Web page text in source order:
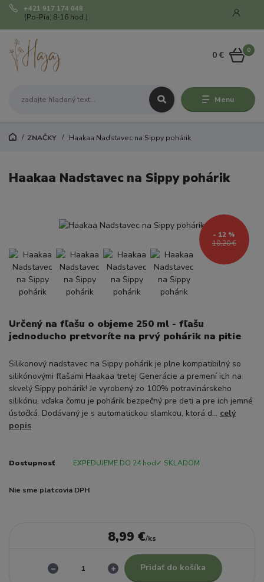
Menu
+421 917 174 048
(Po-Pia, 8-16 hod.)
0
0 €
ZNAČKY Haakaa Nadstavec na Sippy pohárik
Haakaa Nadstavec na Sippy pohárik
10,20 €
- 12 %
Určený na fľašu o objeme 250 ml - fľašu
jednoducho pretvoríte na prvý pohárik na pitie
Silikonový nadstavec na Sippy pohárik je plne kompatibilný so
silikónovými fľašami Haakaa tretej Generácie a premení ich na
skvelý Sippy pohárik! Je vyrobený zo 100% potravinárskeho
silikónu, vďaka čomu je pohárik bezpečný pre deti a pre ich jemné
ústočká. Dodávaný je s automatickou slamkou, ktorá d... celý
popis
Dostupnosť EXPEDUJEME DO 24 hod✓ SKLADOM
Nie sme platcovia DPH
8,99 €/ks
Pridať do košíka